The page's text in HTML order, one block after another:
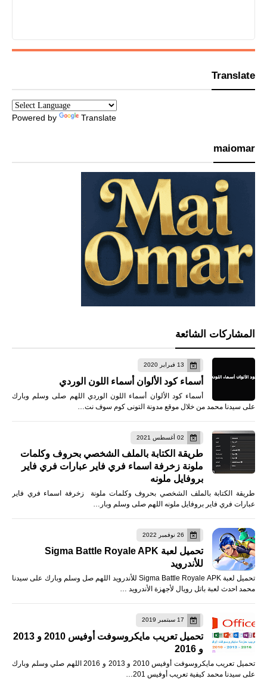
Translate
Powered by Translate
maiomar
المشاركات الشائعة
13 فبراير 2020
أسماء كود الألوان أسماء اللون الوردي
أسماء كود الألوان أسماء اللون الوردي اللهم صلى وسلم وبارك
على سيدنا محمد من خلال موقع مدونة التونى كوم سوف نت…
02 أغسطس 2021
طريقة الكتابة بالملف الشخصي بحروف وكلمات
ملونة زخرفة اسماء فري فاير عبارات فري فاير
بروفايل ملونه
طريقة الكتابة بالملف الشخصي بحروف وكلمات ملونة زخرفة اسماء فري فاير
عبارات فري فاير بروفايل ملونه اللهم صلى وسلم وبار…
26 نوفمبر 2022
تحميل لعبة Sigma Battle Royale APK
للأندرويد
تحميل لعبة Sigma Battle Royale APK للأندرويد اللهم صل وسلم وبارك على سيدنا
محمد احدث لعبة باتل رويال لأجهزة الأندرويد …
17 سبتمبر 2019
تحميل تعريب مايكروسوفت أوفيس 2010 و 2013
و 2016
تحميل تعريب مايكروسوفت أوفيس 2010 و 2013 و 2016 اللهم صلي وسلم وبارك
على سيدنا محمد كيفية تعريب أوفيس 201…